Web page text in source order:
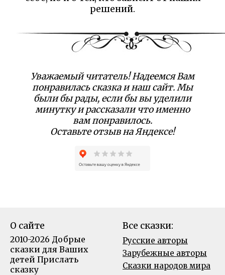
решений.
Уважаемый читатель! Надеемся Вам
понравилась сказка и наш сайт. Мы
были бы рады, если бы вы уделили
минутку и рассказали что именно
вам понравилось.
Оставьте отзыв на Яндексе!
О сайте
2010-2026 Добрые
сказки для Ваших
детей Прислать
сказку
Все сказки:
Русские авторы
Зарубежные авторы
Сказки народов мира